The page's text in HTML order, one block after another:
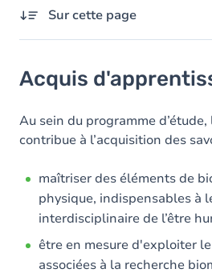
Sur cette page
Objectifs
Contenu
Acquis
Au sein du programme
contribue à l’acquisition des
maîtriser des éléments de
physique, indispensables à
interdisciplinaire de l’être
être en mesure d'exploiter
associées à la recherche